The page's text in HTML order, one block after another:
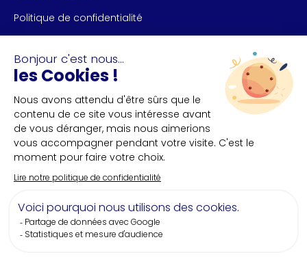
Politique de confidentialité
NOUS CONTACTER
Bureau des congrès de Nantes et Saint-Nazaire
+33(0)2 40 35 55 **
NOUS SUIVRE